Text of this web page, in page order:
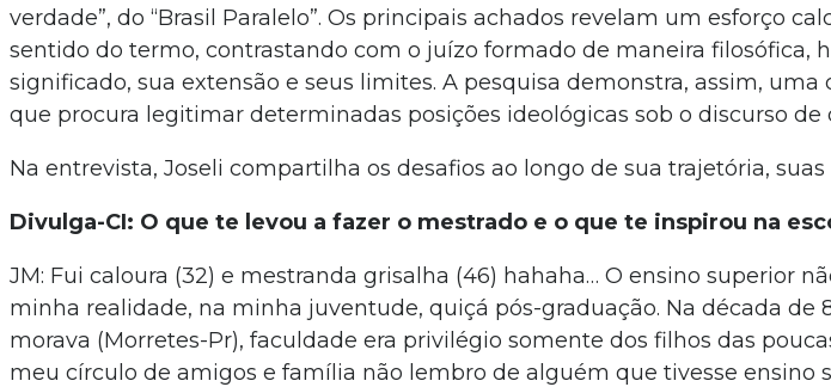
verdade”, do “Brasil Paralelo”. Os principais achados revelam um esforço
sentido do termo, contrastando com o juízo formado de maneira filosófica,
significado, sua extensão e seus limites. A pesquisa demonstra, assim,
que procura legitimar determinadas posições ideológicas sob o discurso de
Na entrevista, Joseli compartilha os desafios ao longo de sua trajetória,
Divulga-CI: O que te levou a fazer o mestrado e o que te inspirou na
JM: Fui caloura (32) e mestranda grisalha (46) hahaha… O ensino superior
minha realidade, na minha juventude, quiçá pós-graduação. Na década de
morava (Morretes-Pr), faculdade era privilégio somente dos filhos das
meu círculo de amigos e família não lembro de alguém que tivesse ensino